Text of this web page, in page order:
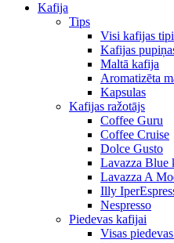
Kafija
Tips
Visi kafijas tipi
Kafijas
Maltā kafija
Aromatizēta
Kapsulas
Kafijas ražotājs
Coffee Guru
Coffee Cruise
Dolce Gusto
Lavazza Blue
Lavazza A
Illy
Nespresso
Piedevas kafijai
Visas